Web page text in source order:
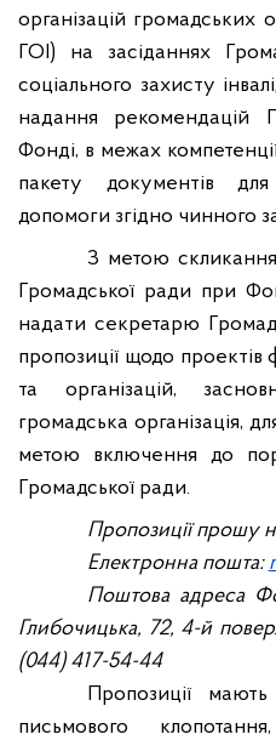
організацій громадських
ГОІ) на засіданнях
соціального захисту
надання рекомендацій
Фонді, в межах
пакету документів
допомоги згідно чинного
З метою скликання
Громадської ради при
надати секретарю
пропозиції щодо проектів
та організацій,
громадська організація,
метою включення до
Громадської ради.
Пропозиції прошу
Електронна пошта:
Поштова адреса
Глибочицька, 72, 4-й
(044) 417-54-44
Пропозиції
письмового